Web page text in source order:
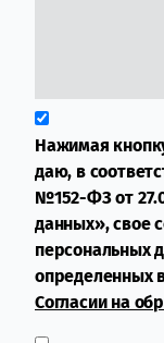
Нажимая
даю, в
№152-ФЗ от
данных», свое
персональных
определенных
Согласии на